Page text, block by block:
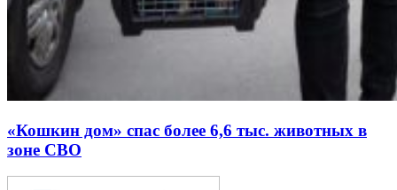
«Кошкин дом» спас более 6,6 тыс. животных в
зоне СВО